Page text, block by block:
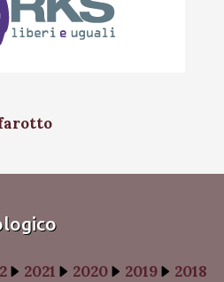
2021 2020 2019
2018